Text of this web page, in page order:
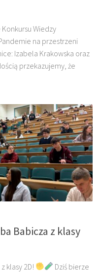
Wiedzy
na przestrzeni
Izabela Krakowska oraz
przekazujemy, że
Babicza z klasy
klasy 2D!
Dziś bierze